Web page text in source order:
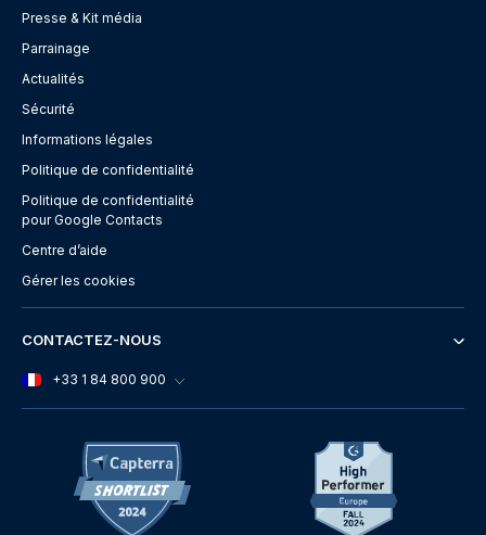
Presse & Kit média
Parrainage
Actualités
Sécurité
Informations légales
Politique de confidentialité
Politique de confidentialité
pour Google Contacts
Centre d’aide
Gérer les cookies
CONTACTEZ-NOUS
+33 1 84 800 900